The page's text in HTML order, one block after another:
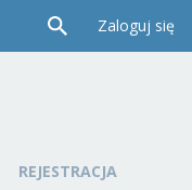
Zaloguj się
REJESTRACJA